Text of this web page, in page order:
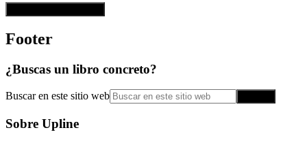
Footer
¿Buscas un libro concreto?
Buscar en este sitio web
Sobre Upline